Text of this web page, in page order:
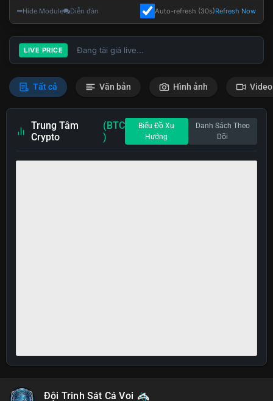
Hide Module Diễn đàn Auto-refresh (30s)Refresh Now
LIVE PRICE Đang tải giá live...
Tất cả Văn bản Hình ảnh Video
Trung Tâm
Crypto
(BTC
)
Biểu Đồ Xu
Hướng
Danh Sách Theo
Dõi
Đội Trinh Sát Cá Voi